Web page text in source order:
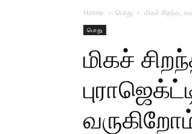
Home பொது மிகச் சிறந்த,
பொது
மிகச்